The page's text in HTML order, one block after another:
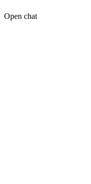
Open chat